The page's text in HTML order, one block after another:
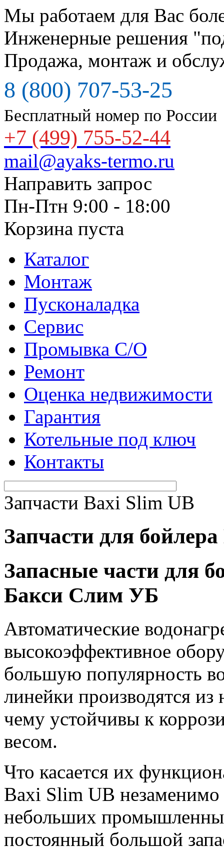
Мы работаем для Вас
Инженерные решения
Продажа, монтаж и
8 (800) 707-53-25
Бесплатный номер по России
+7 (499) 755-52-44
mail@ayaks-termo.ru
Направить запрос
Пн-Птн 9:00 - 18:00
Корзина пуста
Каталог
Монтаж
Пусконаладка
Сервис
Промывка С/О
Ремонт
Оценка недвижимости
Гарантия
Котельные под ключ
Контакты
Запчасти Baxi Slim UB
Запчасти для
Запасные части для
Бакси Слим УБ
Автоматические
высокоэффективное
большую популярность
линейки производятся
чему устойчивы к
весом.
Что касается их
Baxi Slim UB незаменимо
небольших
постоянный большой